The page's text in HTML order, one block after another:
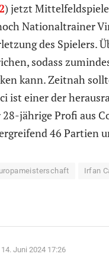
) jetzt
Nationaltrainer
des Spielers.
sodass
kann. Zeitnah
ist einer der
28-jährige Profi aus
46 Partien
Irfan
14. Juni 2024 17:26